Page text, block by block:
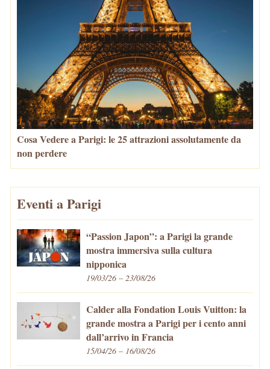
Cosa Vedere a Parigi: le 25 attrazioni assolutamente da
non perdere
Eventi a Parigi
“Passion Japon”: a Parigi la grande
mostra immersiva sulla cultura
nipponica
19/03/26 – 23/08/26
Calder alla Fondation Louis Vuitton: la
grande mostra a Parigi per i cento anni
dall’arrivo in Francia
15/04/26 – 16/08/26